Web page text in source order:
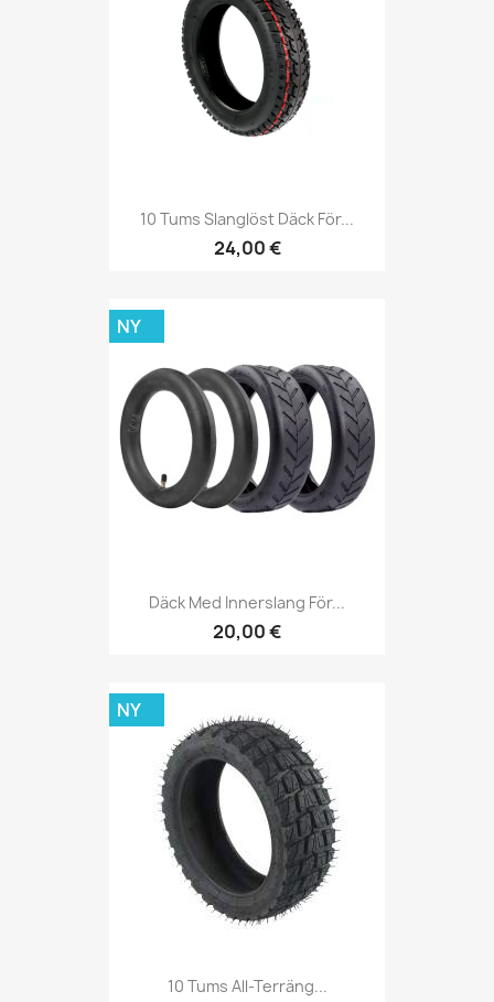
10 Tums Slanglöst Däck För...
24,00 €
Däck Med Innerslang För...
20,00 €
NY
10 Tums All-Terräng...
NY